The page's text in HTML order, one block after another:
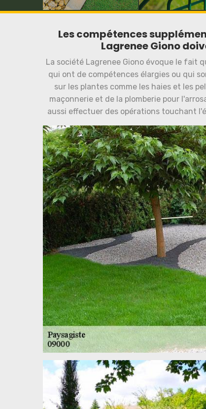
Les compétences
Lagrenee Giono
La société Lagrenee Giono évoque le fait
qui ont de compétences élargies ou qui
sur les plantes comme les haies et les
maçonnerie et de la plomberie pour
aussi effectuer des opérations touchant